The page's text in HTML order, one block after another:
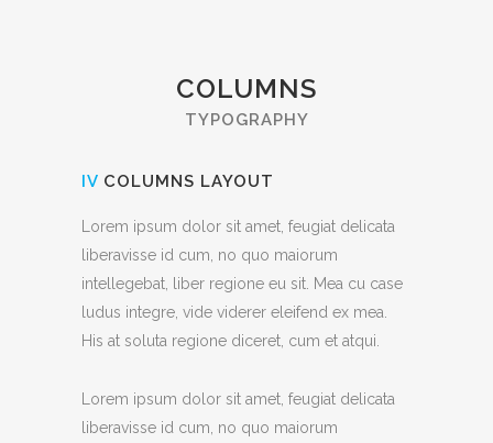
COLUMNS
TYPOGRAPHY
IV COLUMNS LAYOUT
Lorem ipsum dolor sit amet, feugiat delicata
liberavisse id cum, no quo maiorum
intellegebat, liber regione eu sit. Mea cu case
ludus integre, vide viderer eleifend ex mea.
His at soluta regione diceret, cum et atqui.
Lorem ipsum dolor sit amet, feugiat delicata
liberavisse id cum, no quo maiorum